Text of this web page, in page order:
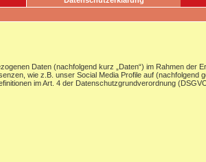
Daten (nachfolgend kurz „Daten“) im Rahmen der
wie z.B. unser Social Media Profile auf (nachfolgend
im Art. 4 der Datenschutzgrundverordnung